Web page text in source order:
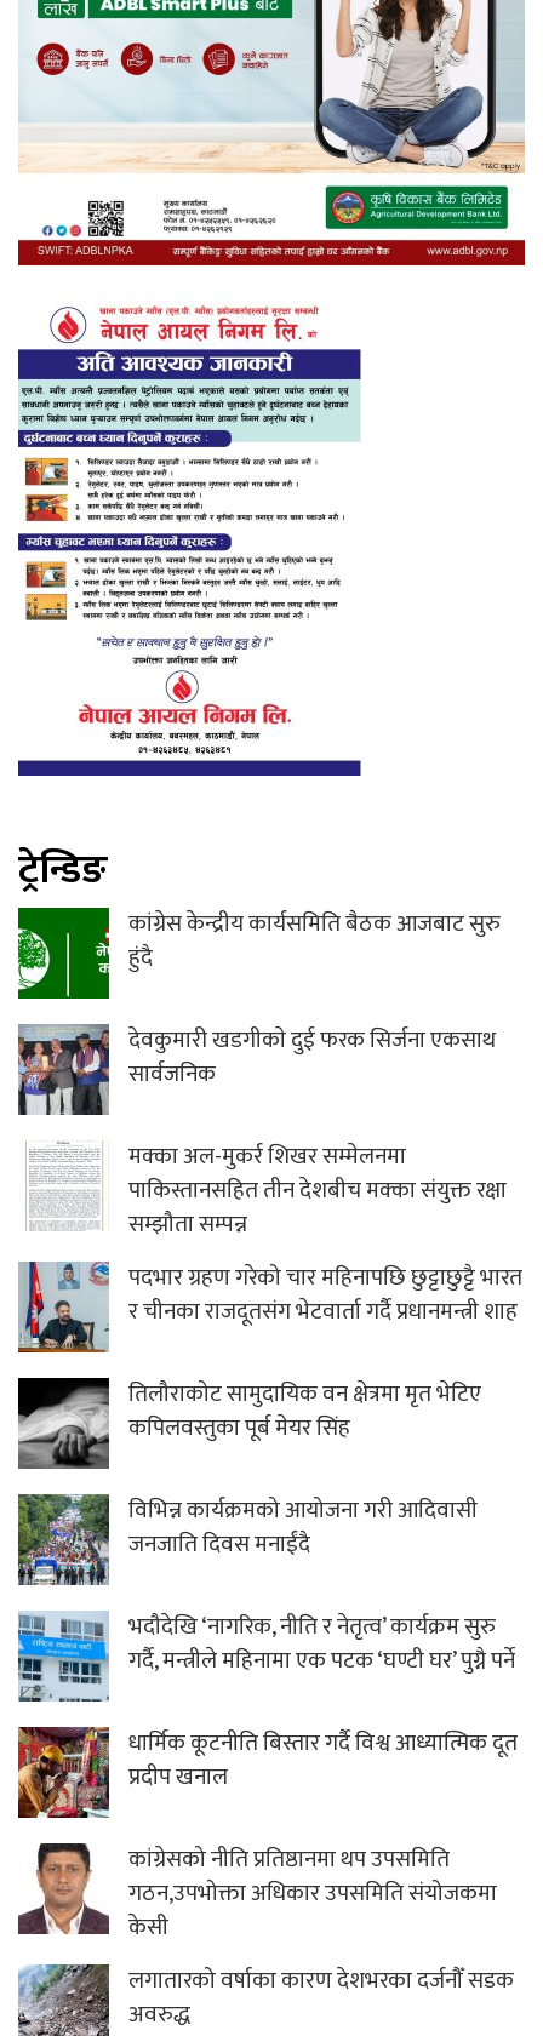
ट्रेन्डिङ
कांग्रेस केन्द्रीय कार्यसमिति बैठक आजबाट सुरु
हुंदै
देवकुमारी खडगीकाे दुई फरक सिर्जना एकसाथ
सार्वजनिक
मक्का अल-मुकर्र शिखर सम्मेलनमा
पाकिस्तानसहित तीन देशबीच मक्का संयुक्त रक्षा
सम्झौता सम्पन्न
पदभार ग्रहण गरेको चार महिनापछि छुट्टाछुट्टै भारत
र चीनका राजदूतसंग भेटवार्ता गर्दै प्रधानमन्त्री शाह
तिलौराकोट सामुदायिक वन क्षेत्रमा मृत भेटिए
कपिलवस्तुका पूर्ब मेयर सिंह
विभिन्न कार्यक्रमको आयोजना गरी आदिवासी
जनजाति दिवस मनाईंदै
भदौदेखि ‘नागरिक, नीति र नेतृत्व’ कार्यक्रम सुरु
गर्दै, मन्त्रीले महिनामा एक पटक ‘घण्टी घर’ पुग्नै पर्ने
धार्मिक कूटनीति बिस्तार गर्दै विश्व आध्यात्मिक दूत
प्रदीप खनाल
कांग्रेसको नीति प्रतिष्ठानमा थप उपसमिति
गठन,उपभोक्ता अधिकार उपसमिति संयोजकमा
केसी
लगातारको वर्षाका कारण देशभरका दर्जनौँ सडक
अवरुद्ध